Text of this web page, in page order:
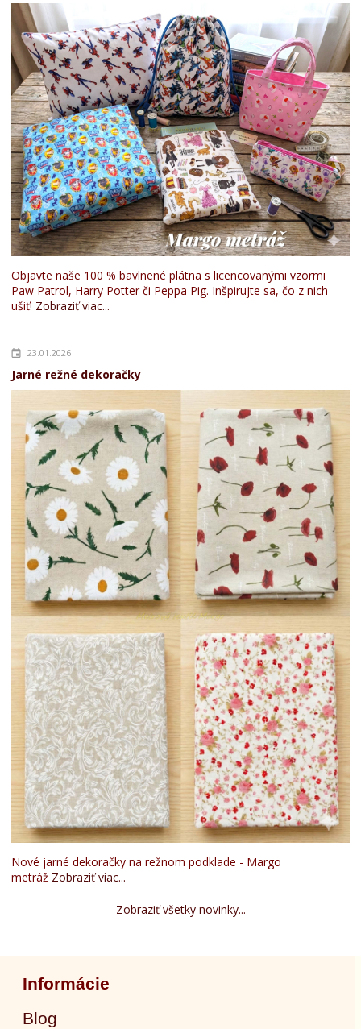
Objavte naše 100 % bavlnené plátna s licencovanými vzormi
Paw Patrol, Harry Potter či Peppa Pig. Inšpirujte sa, čo z nich
ušiť! Zobraziť viac...
23.01.2026
Jarné režné dekoračky
Nové jarné dekoračky na režnom podklade - Margo
metráž Zobraziť viac...
Zobraziť všetky novinky...
Informácie
Blog